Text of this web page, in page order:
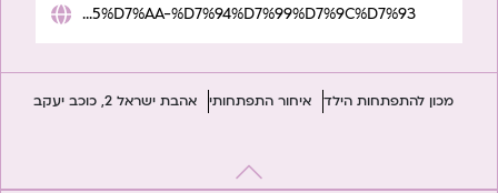
https://www.meuhedet.co.il/%D7%94%D7%AA%D7%A4%D7%AA%D7%97%D7%95%D7%AA-%D7%94%D7%99%D7%9C%D7%93/
מכון להתפתחות הילד איחור התפתחותי אהבת ישראל 2, כוכב יעקב